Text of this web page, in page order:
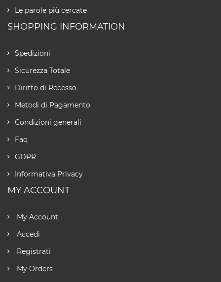
Le parole più cercate
SHOPPING INFORMATION
Spedizioni
Sicurezza Totale
Diritto di Recesso
Metodi di Pagamento
Condizioni generali
Faq
GDPR
Informativa Privacy
MY ACCOUNT
My Account
Accedi
Registrati
My Orders